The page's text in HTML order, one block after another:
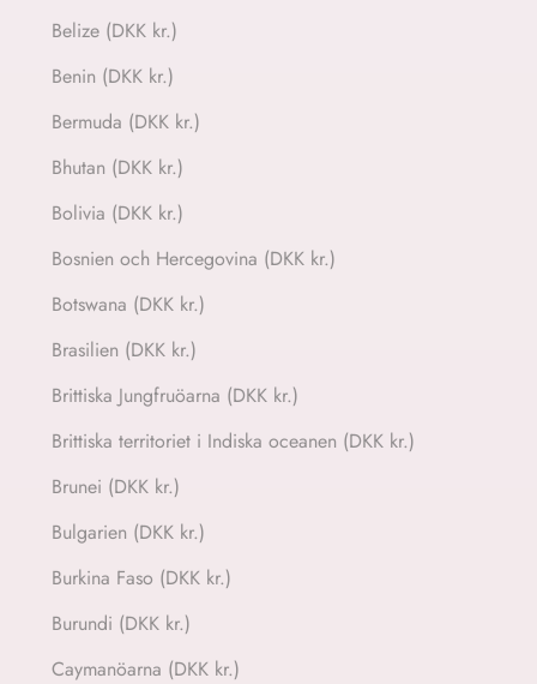
Belize (DKK kr.)
Benin (DKK kr.)
Bermuda (DKK kr.)
Bhutan (DKK kr.)
Bolivia (DKK kr.)
Bosnien och Hercegovina (DKK kr.)
Botswana (DKK kr.)
Brasilien (DKK kr.)
Brittiska Jungfruöarna (DKK kr.)
Brittiska territoriet i Indiska oceanen (DKK kr.)
Brunei (DKK kr.)
Bulgarien (DKK kr.)
Burkina Faso (DKK kr.)
Burundi (DKK kr.)
Caymanöarna (DKK kr.)